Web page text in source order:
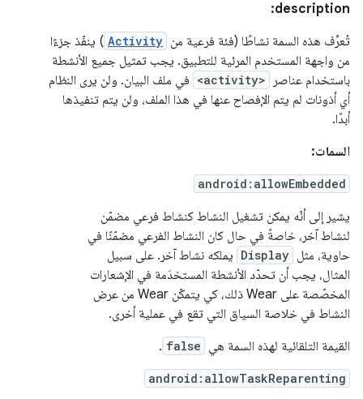
description:
تُعرِّف هذه السمة نشاطًا (فئة فرعية من Activity ) ينفّذ جزءًا
من واجهة المستخدم المرئية للتطبيق. يجب تمثيل جميع الأنشطة
باستخدام عناصر
<activity> في ملف البيان. ولن يرى النظام
أي أذونات لم يتم الإفصاح عنها في هذا الملف، ولن يتم تنفيذها
أبدًا.
السمات:
android:allowEmbedded
يشير إلى أنّه يمكن تشغيل النشاط كنشاط فرعي مضمّن
لنشاط آخر، خاصةً في حال كان النشاط الفرعي مضمّنًا في
حاوية، مثل Display يملكه نشاط آخر. على سبيل
المثال، يجب أن تحدّد الأنشطة المستخدَمة في الإشعارات
المخصّصة على Wear ذلك، كي يتمكّن Wear من عرض
النشاط في خلاصة السياق التي تقع في عملية أخرى.
القيمة التلقائية لهذه السمة هي false
.
android:allowTaskReparenting